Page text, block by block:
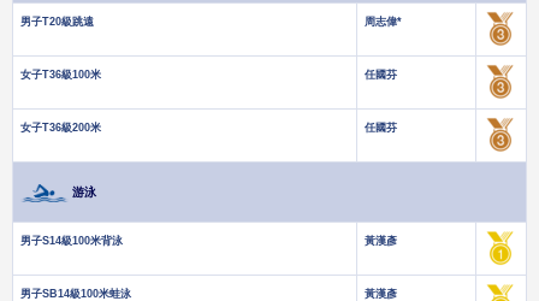
男子T20級跳遠 周志偉*
女子T36級100米 任國芬
女子T36級200米 任國芬
游泳
男子S14級100米背泳 黃漢彥
男子SB14級100米蛙泳 黃漢彥